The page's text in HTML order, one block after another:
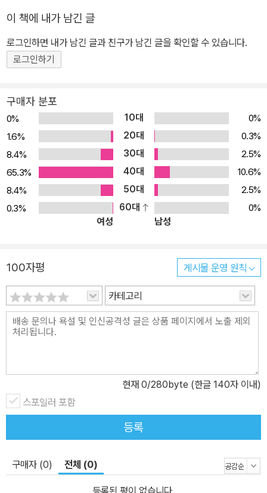
이 책에 내가 남긴 글
로그인하면 내가 남긴 글과 친구가 남긴 글을 확인할 수 있습니다.
로그인하기
구매자 분포
0% 10대
0%
1.6%
20대
0.3%
8.4%
30대
2.5%
65.3%
40대
10.6%
8.4%
50대
2.5%
0.3%
60대
0%
여성
남성
100자평 게시물 운영 원칙
카테고리
현재 0/280byte (한글 140자 이내)
스포일러 포함
등록
구매자 (0) 전체 (0)